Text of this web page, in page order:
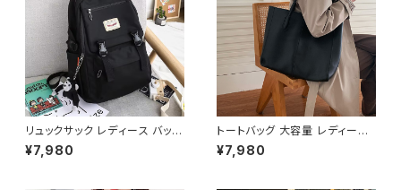
リュックサック レディース バック
パック 通学バッグ カジュアルリ
ュック 大容量 高校生 中学生 韓
¥7,980
トートバッグ 大容量 レディース
フェイクレザー 無地 シンプル
バッグ A4対応 ママバッグ 通勤
¥7,980